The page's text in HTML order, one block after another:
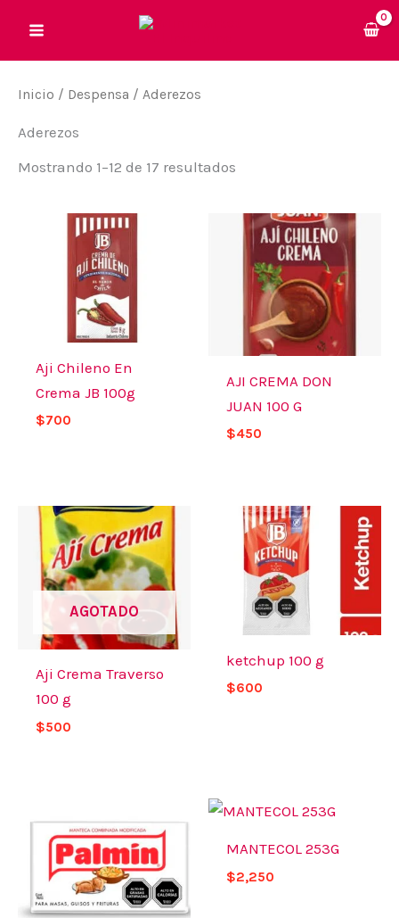
contenido
Inicio / Despensa / Aderezos
Aderezos
Mostrando 1–12 de 17 resultados
Aji Chileno En
Crema JB 100g
$700
AJI CREMA DON
JUAN 100 G
$450
AGOTADO
Aji Crema Traverso
100 g
$500
ketchup 100 g
$600
MANTECOL 253G
$2,250